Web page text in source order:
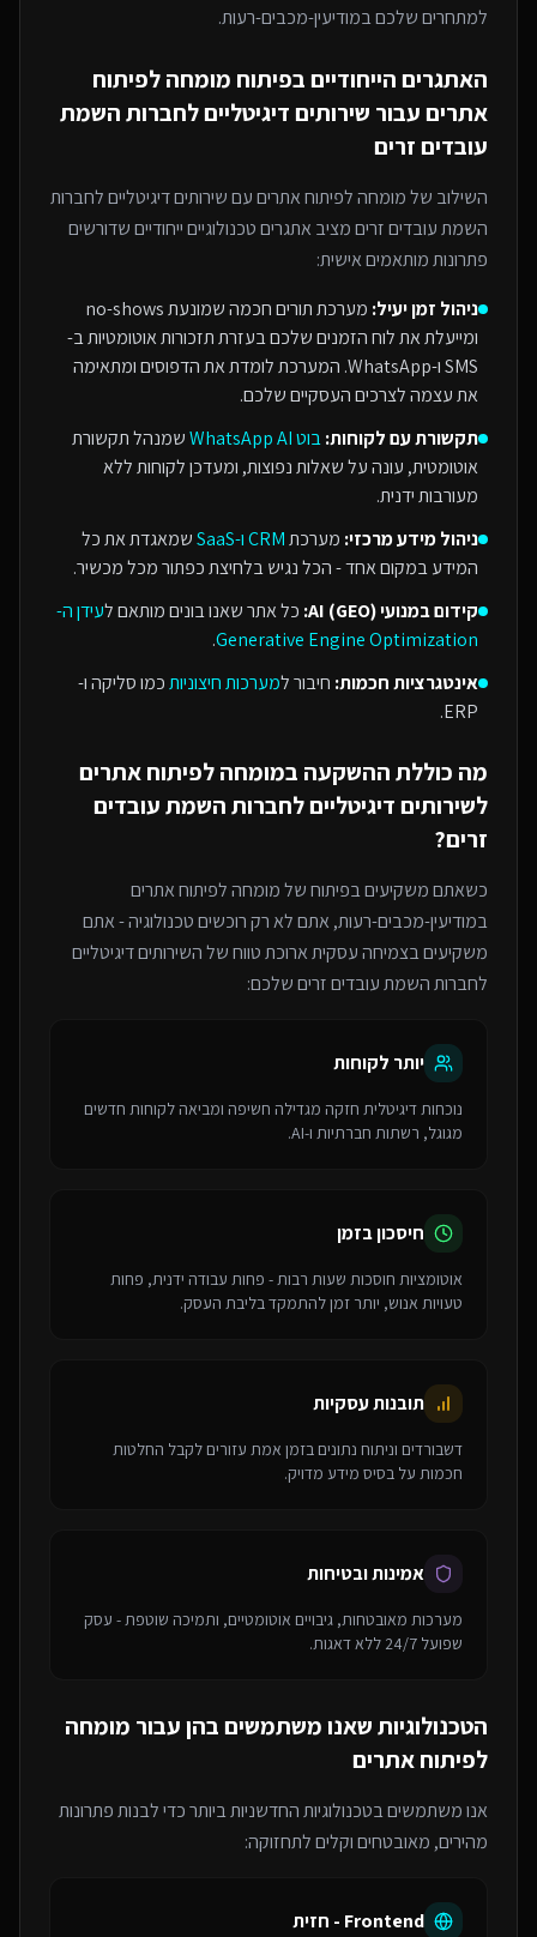
למתחריםשלכם במודיעין-מכבים-רעות.
האתגרים הייחודיים בפיתוח מומחה לפיתוח
אתריםעבור שירותים דיגיטליים לחברות השמת
עובדים זרים
השילוב שלמומחה לפיתוח אתריםעםשירותים דיגיטליים לחברות
השמת עובדים זריםמציב אתגרים טכנולוגיים ייחודיים שדורשים
פתרונות מותאמים אישית:
ניהול זמן יעיל:
מערכת תורים חכמה שמונעת no-shows
ומייעלת את לוח הזמנים שלכם בעזרת תזכורות אוטומטיות ב-
SMS ו-WhatsApp. המערכת לומדת את הדפוסים ומתאימה
את עצמה לצרכים העסקיים שלכם.
תקשורת עם לקוחות:בוט WhatsApp AI
שמנהל תקשורת
אוטומטית, עונה על שאלות נפוצות, ומעדכן לקוחות ללא
מעורבות ידנית.
ניהול מידע מרכזי: מערכתCRM ו-SaaS
שמאגדת את כל
המידע במקום אחד - הכל נגיש בלחיצת כפתור מכל מכשיר.
קידום במנועי AI (GEO):
כל אתר שאנו בונים מותאם לעידן ה-
Generative Engine Optimization
.
אינטגרציות חכמות: חיבור למערכות חיצוניותכמו סליקה ו-
ERP.
מה כוללת ההשקעה במומחה לפיתוח אתרים
לשירותים דיגיטליים לחברות השמת עובדים
זרים?
כשאתם משקיעים בפיתוח שלמומחה לפיתוח אתרים
במודיעין-מכבים-רעות, אתם לא רק רוכשים טכנולוגיה - אתם
משקיעים בצמיחה עסקית ארוכת טווח של השירותים דיגיטליים
לחברות השמת עובדים זריםשלכם:
יותר לקוחות
נוכחות דיגיטלית חזקה מגדילה חשיפה ומביאה לקוחות חדשים
מגוגל, רשתות חברתיות ו-AI.
חיסכון בזמן
אוטומציות חוסכות שעות רבות - פחות עבודה ידנית, פחות
טעויות אנוש, יותר זמן להתמקד בליבת העסק.
תובנות עסקיות
דשבורדים וניתוח נתונים בזמן אמת עזורים לקבל החלטות
חכמות על בסיס מידע מדויק.
אמינות ובטיחות
מערכות מאובטחות, גיבויים אוטומטיים, ותמיכה שוטפת - עסק
שפועל 24/7 ללא דאגות.
הטכנולוגיות שאנו משתמשים בהן עבור מומחה
לפיתוח אתרים
אנו משתמשים בטכנולוגיות החדשניות ביותר כדי לבנות פתרונות
מהירים, מאובטחים וקלים לתחזוקה:
Frontend - חזית